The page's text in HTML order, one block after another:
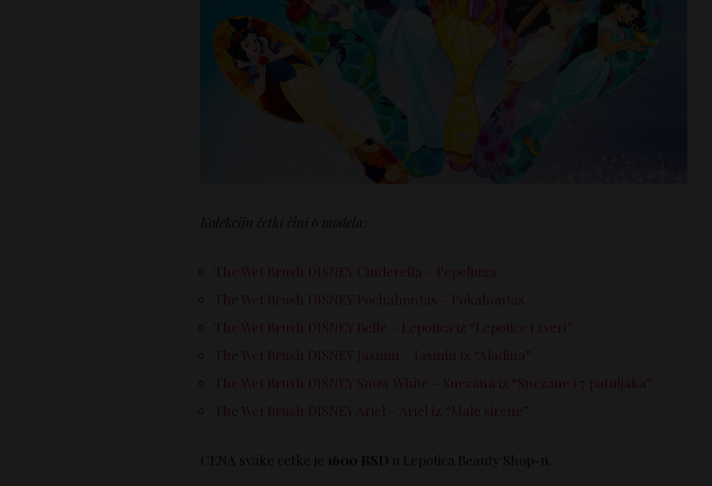
Kolekciju četki čini 6 modela:
The Wet Brush DISNEY Cinderella – Pepeljuga
The Wet Brush DISNEY Pochahontas – Pokahontas
The Wet Brush DISNEY Belle – Lepotica iz “Lepotice i zveri”
The Wet Brush DISNEY Jasmin – Jasmin iz “Aladina”
The Wet Brush DISNEY Snow White – Snežana iz “Snežane i 7 patuljaka”
The Wet Brush DISNEY Ariel – Ariel iz “Male sirene”
CENA svake četke je 1600 RSD u Lepotica Beauty Shop-u.